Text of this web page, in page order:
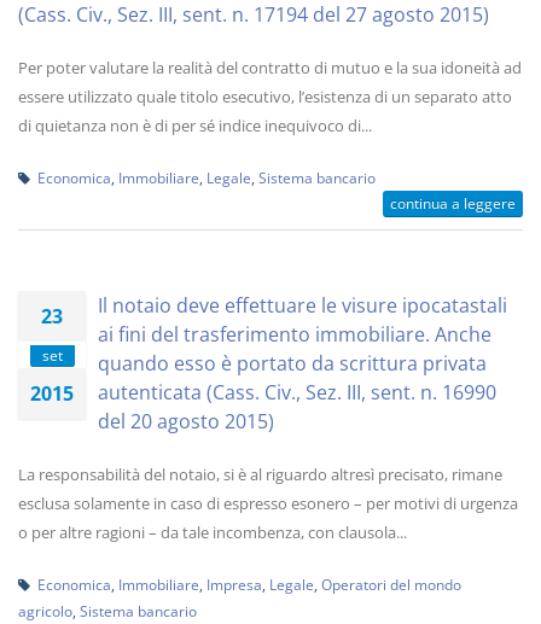
(Cass. Civ., Sez. III, sent. n. 17194 del 27 agosto 2015)
Per poter valutare la realità del contratto di mutuo e la sua idoneità ad
essere utilizzato quale titolo esecutivo, l’esistenza di un separato atto
di quietanza non è di per sé indice inequivoco di...
Economica Immobiliare Legale Sistema bancario
continua a leggere
23
set
2015
Il notaio deve effettuare le visure ipocatastali
ai fini del trasferimento immobiliare. Anche
quando esso è portato da scrittura privata
autenticata (Cass. Civ., Sez. III, sent. n. 16990
del 20 agosto 2015)
La responsabilità del notaio, si è al riguardo altresì precisato, rimane
esclusa solamente in caso di espresso esonero – per motivi di urgenza
o per altre ragioni – da tale incombenza, con clausola...
Economica Immobiliare Impresa Legale Operatori del mondo
agricolo Sistema bancario